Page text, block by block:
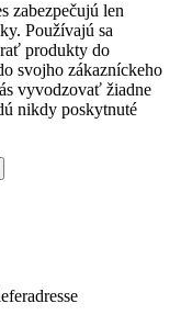
zabezpečujú len
Používajú sa
produkty do
svojho zákazníckeho
vyvodzovať žiadne
nikdy poskytnuté